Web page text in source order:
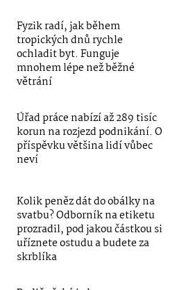
Fyzik radí, jak během
tropických dnů rychle
ochladit byt. Funguje
mnohem lépe než běžné
větrání
Úřad práce nabízí až 289 tisíc
korun na rozjezd podnikání. O
příspěvku většina lidí vůbec
neví
Kolik peněz dát do obálky na
svatbu? Odborník na etiketu
prozradil, pod jakou částkou si
uříznete ostudu a budete za
skrblíka